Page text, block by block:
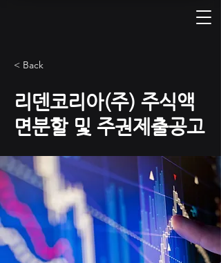
< Back
리덴코리아(주) 주식액
면분할 및 주권제출공고